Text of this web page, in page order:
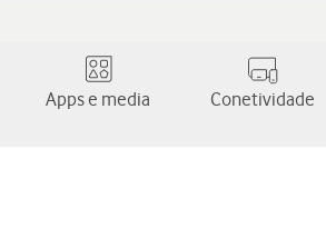
Apps e media Conetividade